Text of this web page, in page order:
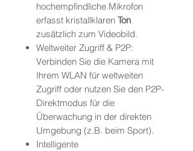
hochempfindliche Mikrofon
erfasst kristallklaren Ton
zusätzlich zum Videobild.
Weltweiter Zugriff & P2P:
Verbinden Sie die Kamera mit
Ihrem WLAN für weltweiten
Zugriff oder nutzen Sie den P2P-
Direktmodus für die
Überwachung in der direkten
Umgebung (z.B. beim Sport).
Intelligente